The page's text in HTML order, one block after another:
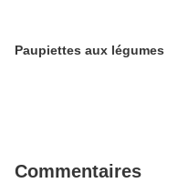
Paupiettes aux légumes
Commentaires